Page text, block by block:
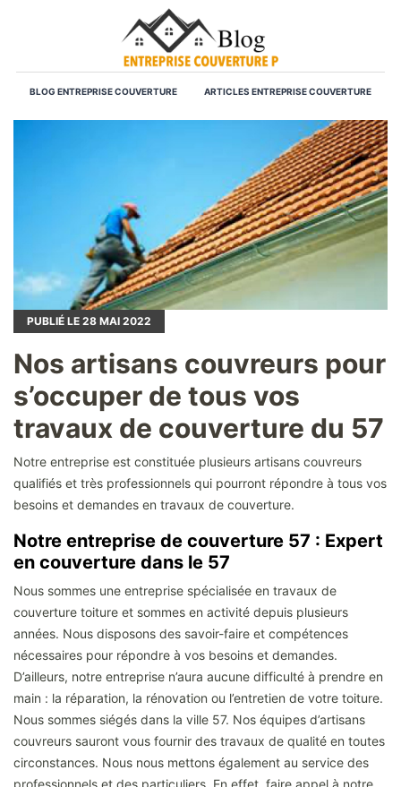
BLOG ENTREPRISE COUVERTURE ARTICLES ENTREPRISE COUVERTURE
PUBLIÉ LE 28 MAI 2022
Nos artisans couvreurs pour
s’occuper de tous vos
travaux de couverture du 57
Notre entreprise est constituée plusieurs artisans couvreurs
qualifiés et très professionnels qui pourront répondre à tous vos
besoins et demandes en travaux de couverture.
Notre entreprise de couverture 57 : Expert
en couverture dans le 57
Nous sommes une entreprise spécialisée en travaux de
couverture toiture et sommes en activité depuis plusieurs
années. Nous disposons des savoir-faire et compétences
nécessaires pour répondre à vos besoins et demandes.
D’ailleurs, notre entreprise n’aura aucune difficulté à prendre en
main : la réparation, la rénovation ou l’entretien de votre toiture.
Nous sommes siégés dans la ville 57. Nos équipes d’artisans
couvreurs sauront vous fournir des travaux de qualité en toutes
circonstances. Nous nous mettons également au service des